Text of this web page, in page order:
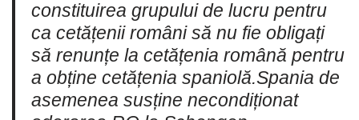
constituirea grupului de lucru pentru
ca cetățenii români să nu fie obligați
să renunțe la cetățenia română pentru
a obține cetățenia spaniolă.Spania de
asemenea susține necondiționat